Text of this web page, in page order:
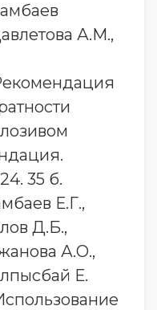
А.М.,
35 б.
Е.Г.,
Д.Б.,
А.О.,
Е.